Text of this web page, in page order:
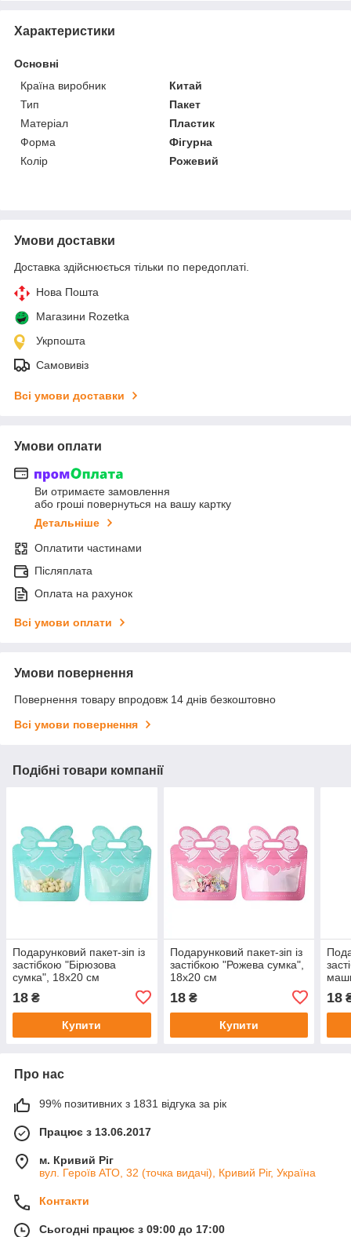
Характеристики
Основні
Країна виробник
Китай
Тип
Пакет
Матеріал
Пластик
Форма
Фігурна
Колір
Рожевий
Умови доставки
Доставка здійснюється тільки по передоплаті.
Нова Пошта
Магазини Rozetka
Укрпошта
Самовивіз
Всі умови доставки
Умови оплати
Ви отримаєте замовлення
або гроші повернуться на вашу картку
Детальніше
Оплатити частинами
Післяплата
Оплата на рахунок
Всі умови оплати
Умови повернення
Повернення товару впродовж 14 днів безкоштовно
Всі умови повернення
Подібні товари компанії
Подарунковий пакет-зіп із
застібкою "Бірюзова
сумка", 18х20 см
18 ₴
Купити
Подарунковий пакет-зіп із
застібкою "Рожева сумка",
18х20 см
18₴
Купити
18
Про нас
99% позитивних з 1831 відгука за рік
Працює з 13.06.2017
м. Кривий Ріг
вул. Героїв АТО, 32 (точка видачі), Кривий Ріг, Україна
Контакти
Сьогодні працює з 09:00 до 17:00